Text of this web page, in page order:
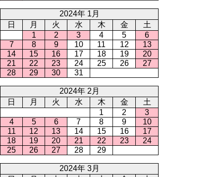
2024年 1月
日
月 火 水 木 金
土
1
2 3 4 5
6
7
8 9 10 11 12
13
14
15 16 17 18 19
20
21
22 23 24 25 26
27
28
29 30 31
2024年 2月
日
月 火 水 木 金
土
1
2
3
4
5 6 7 8 9
10
11
12 13 14 15 16
17
18
19 20 21 22 23
24
25
26 27 28 29
2024年 3月